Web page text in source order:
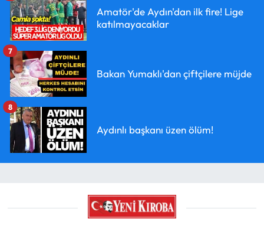
Amatör'de Aydın'dan ilk fire! Lige
katılmayacaklar
Bakan Yumaklı'dan çiftçilere müjde
7
Aydınlı başkanı üzen ölüm!
8